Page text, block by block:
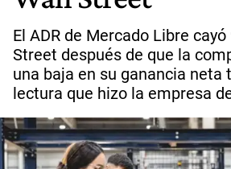
El ADR de Mercado Libre cayó
Street después de que la
una baja en su ganancia neta
lectura que hizo la empresa